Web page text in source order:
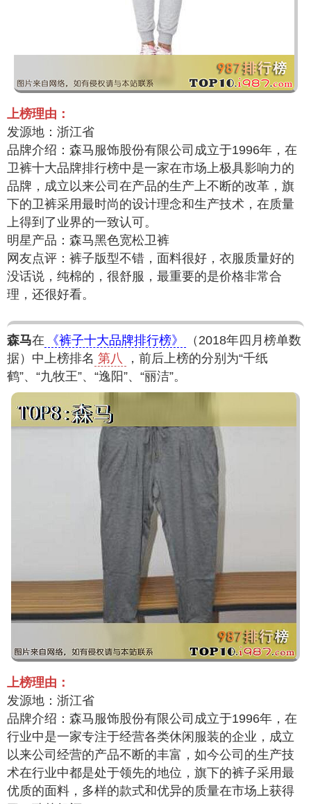
上榜理由：
发源地：浙江省
品牌介绍：森马服饰股份有限公司成立于1996年，在
卫裤十大品牌排行榜中是一家在市场上极具影响力的
品牌，成立以来公司在产品的生产上不断的改革，旗
下的卫裤采用最时尚的设计理念和生产技术，在质量
上得到了业界的一致认可。
明星产品：森马黑色宽松卫裤
网友点评：裤子版型不错，面料很好，衣服质量好的
没话说，纯棉的，很舒服，最重要的是价格非常合
理，还很好看。
森马在 《裤子十大品牌排行榜》
（2018年四月榜单数
据）中上榜排名 第八
，前后上榜的分别为“千纸
鹤”、“九牧王”、“逸阳”、“丽洁”。
上榜理由：
发源地：浙江省
品牌介绍：森马服饰股份有限公司成立于1996年，在
行业中是一家专注于经营各类休闲服装的企业，成立
以来公司经营的产品不断的丰富，如今公司的生产技
术在行业中都是处于领先的地位，旗下的裤子采用最
优质的面料，多样的款式和优异的质量在市场上获得